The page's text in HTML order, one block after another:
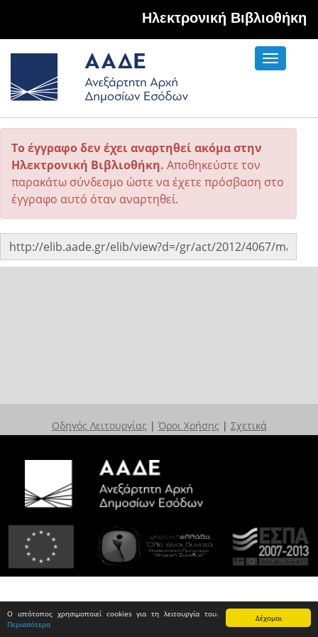
Δέχομαι
Ο ιστότοπος χρησιμοποιεί cookies για τη λειτουργία του.
Περισσότερα
Hλεκτρονική Βιβλιοθήκη
Toggle
Το έγγραφο δεν έχει αναρτηθεί ακόμα στην
Ηλεκτρονική Βιβλιοθήκη. Αποθηκεύστε τον
παρακάτω σύνδεσμο ώστε να έχετε πρόσβαση στο
έγγραφο αυτό όταν αναρτηθεί.
Οδηγός Λειτουργίας | Όροι Χρήσης | Σχετικά